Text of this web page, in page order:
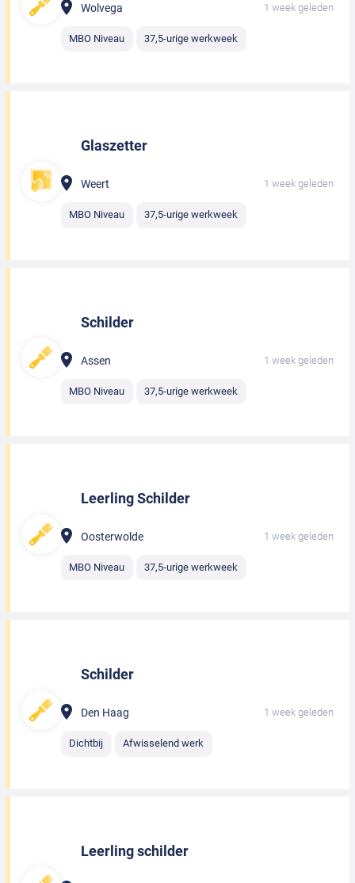
Wolvega 1 week geleden
MBO Niveau 37,5-urige werkweek
Glaszetter
Weert 1 week geleden
MBO Niveau 37,5-urige werkweek
Schilder
Assen 1 week geleden
MBO Niveau 37,5-urige werkweek
Leerling Schilder
Oosterwolde 1 week geleden
MBO Niveau 37,5-urige werkweek
Schilder
Den Haag 1 week geleden
Dichtbij Afwisselend werk
Leerling schilder